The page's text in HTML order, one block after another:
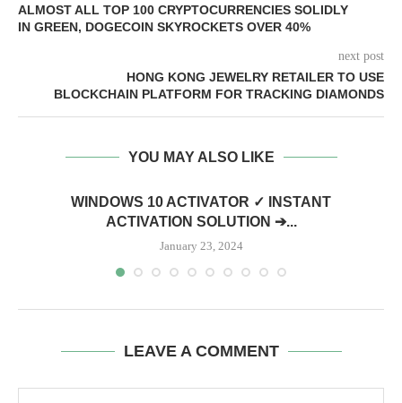
ALMOST ALL TOP 100 CRYPTOCURRENCIES SOLIDLY
IN GREEN, DOGECOIN SKYROCKETS OVER 40%
next post
HONG KONG JEWELRY RETAILER TO USE
BLOCKCHAIN PLATFORM FOR TRACKING DIAMONDS
YOU MAY ALSO LIKE
WINDOWS 10 ACTIVATOR ✓ INSTANT
ACTIVATION SOLUTION ➔...
January 23, 2024
LEAVE A COMMENT